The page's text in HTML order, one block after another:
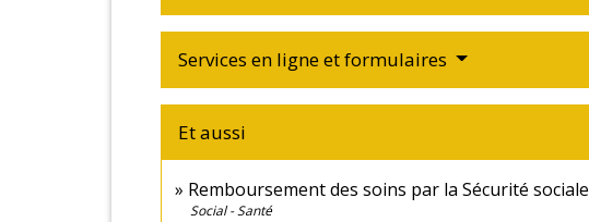
Services en ligne et formulaires
Et aussi
Remboursement des soins par la Sécurité sociale
Social - Santé